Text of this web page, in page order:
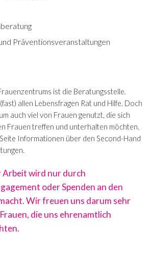
Präventionsveranstaltungen
ist die Beratungsstelle.
allen Lebensfragen Rat und Hilfe. Doch
auch viel von Frauen genutzt, die sich
Frauen treffen und unterhalten möchten.
Informationen über den Second-Hand
Arbeit wird nur durch
oder Spenden an den
Wir freuen uns darum sehr
die uns ehrenamtlich